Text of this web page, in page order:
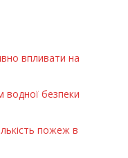
впливати на
водної безпеки
пожеж в